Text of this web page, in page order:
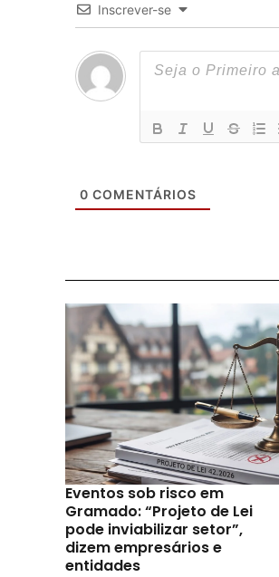
Inscrever-se
0 COMENTÁRIOS
Eventos sob risco em
Gramado: “Projeto de Lei
pode inviabilizar setor”,
dizem empresários e
entidades